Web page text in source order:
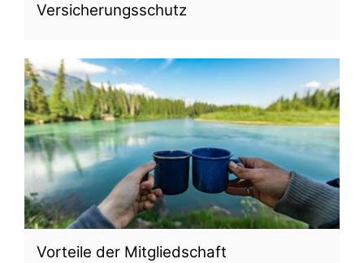
Versicherungsschutz
Vorteile der Mitgliedschaft